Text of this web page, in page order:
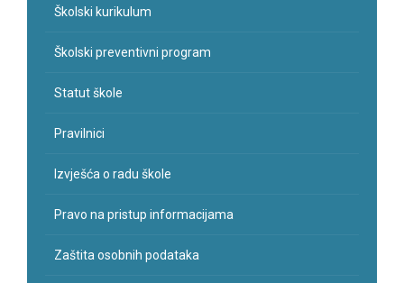
Školski kurikulum
Školski preventivni program
Statut škole
Pravilnici
Izvješća o radu škole
Pravo na pristup informacijama
Zaštita osobnih podataka